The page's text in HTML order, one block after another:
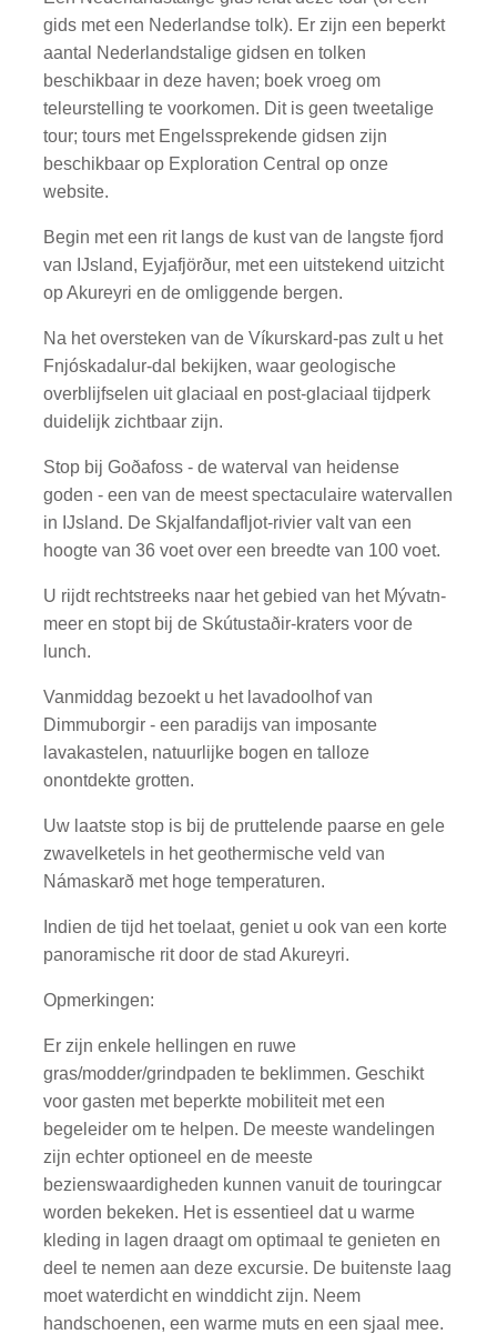
gids met een Nederlandse tolk). Er zijn een beperkt
aantal Nederlandstalige gidsen en tolken
beschikbaar in deze haven; boek vroeg om
teleurstelling te voorkomen. Dit is geen tweetalige
tour; tours met Engelssprekende gidsen zijn
beschikbaar op Exploration Central op onze
website.
Begin met een rit langs de kust van de langste fjord
van IJsland, Eyjafjörður, met een uitstekend uitzicht
op Akureyri en de omliggende bergen.
Na het oversteken van de Víkurskard-pas zult u het
Fnjóskadalur-dal bekijken, waar geologische
overblijfselen uit glaciaal en post-glaciaal tijdperk
duidelijk zichtbaar zijn.
Stop bij Goðafoss - de waterval van heidense
goden - een van de meest spectaculaire watervallen
in IJsland. De Skjalfandafljot-rivier valt van een
hoogte van 36 voet over een breedte van 100 voet.
U rijdt rechtstreeks naar het gebied van het Mývatn-
meer en stopt bij de Skútustaðir-kraters voor de
lunch.
Vanmiddag bezoekt u het lavadoolhof van
Dimmuborgir - een paradijs van imposante
lavakastelen, natuurlijke bogen en talloze
onontdekte grotten.
Uw laatste stop is bij de pruttelende paarse en gele
zwavelketels in het geothermische veld van
Námaskarð met hoge temperaturen.
Indien de tijd het toelaat, geniet u ook van een korte
panoramische rit door de stad Akureyri.
Opmerkingen:
Er zijn enkele hellingen en ruwe
gras/modder/grindpaden te beklimmen. Geschikt
voor gasten met beperkte mobiliteit met een
begeleider om te helpen. De meeste wandelingen
zijn echter optioneel en de meeste
bezienswaardigheden kunnen vanuit de touringcar
worden bekeken. Het is essentieel dat u warme
kleding in lagen draagt om optimaal te genieten en
deel te nemen aan deze excursie. De buitenste laag
moet waterdicht en winddicht zijn. Neem
handschoenen, een warme muts en een sjaal mee.